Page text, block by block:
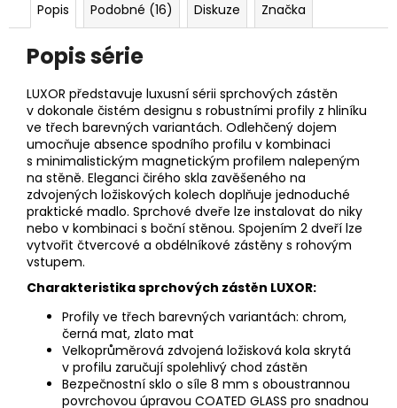
Popis Podobné (16) Diskuze Značka
Popis série
LUXOR představuje luxusní sérii sprchových zástěn
v dokonale čistém designu s robustními profily z hliníku
ve třech barevných variantách. Odlehčený dojem
umocňuje absence spodního profilu v kombinaci
s minimalistickým magnetickým profilem nalepeným
na stěně. Eleganci čirého skla zavěšeného na
zdvojených ložiskových kolech doplňuje jednoduché
praktické madlo. Sprchové dveře lze instalovat do niky
nebo v kombinaci s boční stěnou. Spojením 2 dveří lze
vytvořit čtvercové a obdélníkové zástěny s rohovým
vstupem.
Charakteristika sprchových zástěn LUXOR:
Profily ve třech barevných variantách: chrom,
černá mat, zlato mat
Velkoprůměrová zdvojená ložisková kola skrytá
v profilu zaručují spolehlivý chod zástěn
Bezpečnostní sklo o síle 8 mm s oboustrannou
povrchovou úpravou COATED GLASS pro snadnou